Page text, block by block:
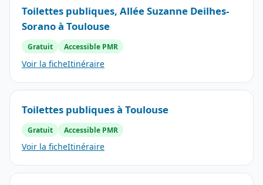
Toilettes publiques, Allée Suzanne Deilhes-
Sorano à Toulouse
Gratuit Accessible PMR
Voir la ficheItinéraire
Toilettes publiques à Toulouse
Gratuit Accessible PMR
Voir la ficheItinéraire